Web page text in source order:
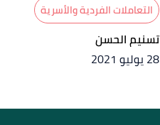
التعاملات الفردية والأسرية
تسنيم الحسن
28 يوليو 2021